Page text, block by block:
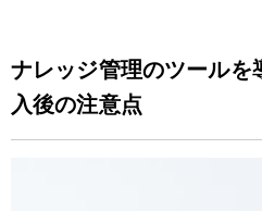
ナレッジ管理のツールを
入後の注意点